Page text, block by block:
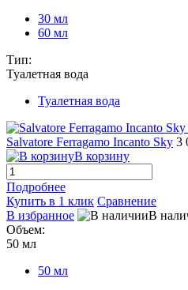
30 мл
60 мл
Тип:
Туалетная вода
Туалетная вода
Salvatore Ferragamo Incanto Sky 3
В корзину
Подробнее
Купить в 1 клик Сравнение
В избранное
В
Объем:
50 мл
50 мл